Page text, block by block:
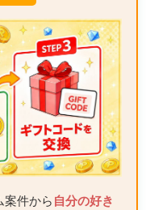
案件から 自分の好き